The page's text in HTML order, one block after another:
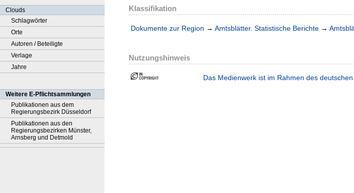
Clouds
Schlagwörter
Orte
Autoren / Beteiligte
Verlage
Jahre
Weitere E-Pflichtsammlungen
Publikationen aus dem
Regierungsbezirk Düsseldorf
Publikationen aus den
Regierungsbezirken Münster,
Arnsberg und Detmold
Klassifikation
Dokumente zur Region → Amtsblätter. Statistische Berichte →
Nutzungshinweis
Das Medienwerk ist im Rahmen des